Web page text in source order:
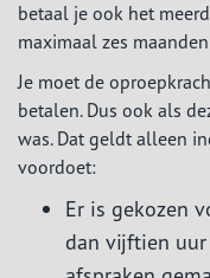
betaal je ook het
maximaal zes
Je moet de
betalen. Dus ook als
was. Dat geldt alleen
voordoet:
Er is gekozen
dan vijftien uur